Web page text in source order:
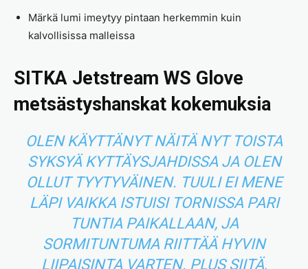
Märkä lumi imeytyy pintaan herkemmin kuin
kalvollisissa malleissa
SITKA Jetstream WS Glove
metsästyshanskat kokemuksia
OLEN KÄYTTÄNYT NÄITÄ NYT TOISTA
SYKSYÄ KYTTÄYSJAHDISSA JA OLEN
OLLUT TYYTYVÄINEN. TUULI EI MENE
LÄPI VAIKKA ISTUISI TORNISSA PARI
TUNTIA PAIKALLAAN, JA
SORMITUNTUMA RIITTÄÄ HYVIN
LIIPAISINTA VARTEN. PLUS SIITÄ,